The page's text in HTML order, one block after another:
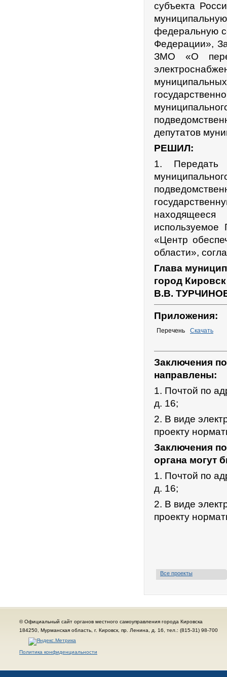
субъекта
федеральную
Федерации»,
ЗМО «О
депутатов
РЕШИЛ:
1. Передать
используемое
«Центр
области»,
Глава
город
В.В.
Приложения:
Перечень Скачать
Заключения
направлены:
1. Почтой по
д. 16;
2. В виде
проекту
Заключения
органа могут
1. Почтой по
д. 16;
2. В виде
проекту
Все проекты
© Официальный сайт органов местного самоуправления города Кировска
184250, Мурманская область, г. Кировск, пр. Ленина, д. 16, тел.: (815-31) 98-700
Политика конфиденциальности